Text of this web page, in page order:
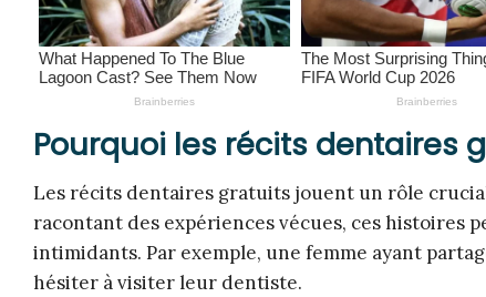
Pourquoi les récits dentaires
Les récits dentaires gratuits jouent un rôle
racontant des expériences vécues, ces histoires
intimidants. Par exemple, une femme ayant
hésiter à visiter leur dentiste.